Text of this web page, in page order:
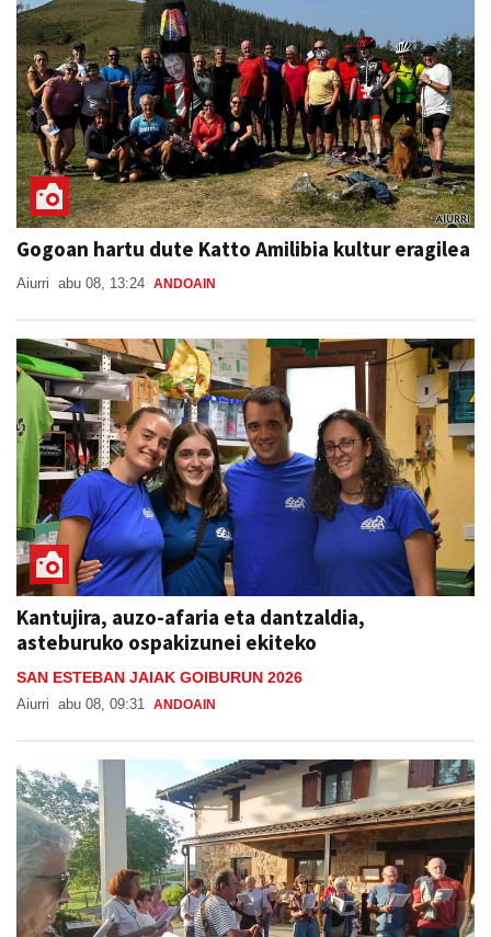
Gogoan hartu dute Katto Amilibia kultur eragilea
Aiurri abu 08, 13:24 ANDOAIN
Kantujira, auzo-afaria eta dantzaldia,
asteburuko ospakizunei ekiteko
SAN ESTEBAN JAIAK GOIBURUN 2026
Aiurri abu 08, 09:31 ANDOAIN